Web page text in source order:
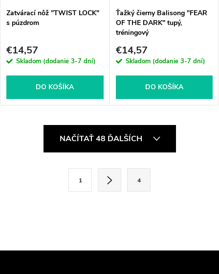
Zatvárací nôž "TWIST LOCK"
s púzdrom
€14,57
Skladom (dodanie 3-7 dní)
DO KOŠÍKA
Ťažký čierny Balisong "FEAR
OF THE DARK" tupý,
tréningový
€14,57
Skladom (dodanie 3-7 dní)
DO KOŠÍKA
c
NAČÍTAŤ 48 ĎALŠÍCH
1 4